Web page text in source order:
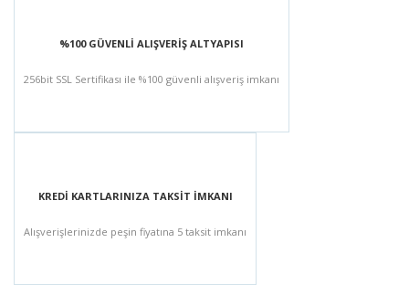
%100 GÜVENLİ ALIŞVERİŞ ALTYAPISI
256bit SSL Sertifikası ile %100 güvenli alışveriş imkanı
KREDİ KARTLARINIZA TAKSİT İMKANI
Alışverişlerinizde peşin fiyatına 5 taksit imkanı